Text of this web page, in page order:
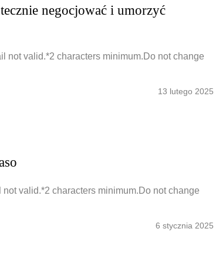
negocjować i umorzyć
not valid.*2 characters minimum.Do not change
13 lutego 2025
valid.*2 characters minimum.Do not change
6 stycznia 2025